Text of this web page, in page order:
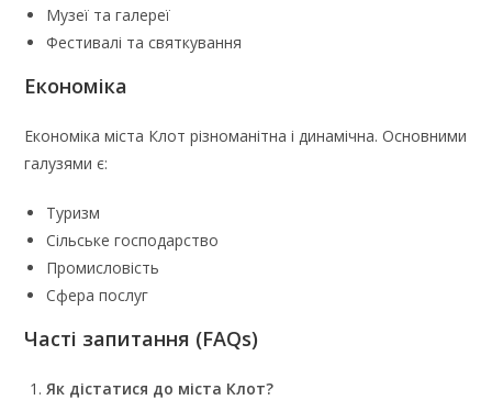
Музеї та галереї
Фестивалі та святкування
Економіка
Економіка міста Клот різноманітна і динамічна. Основними
галузями є:
Туризм
Сільське господарство
Промисловість
Сфера послуг
Часті запитання (FAQs)
Як дістатися до міста Клот?